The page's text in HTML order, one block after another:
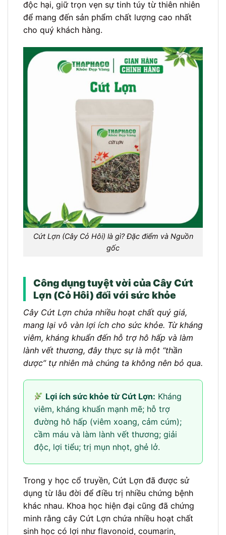
độc hại, giữ trọn vẹn sự tinh túy từ thiên nhiên
để mang đến sản phẩm chất lượng cao nhất
cho quý khách hàng.
Cứt Lợn (Cây Cỏ Hôi) là gì? Đặc điểm và Nguồn
gốc
Công dụng tuyệt vời của Cây Cứt
Lợn (Cỏ Hôi) đối với sức khỏe
Cây Cứt Lợn chứa nhiều hoạt chất quý giá,
mang lại vô vàn lợi ích cho sức khỏe. Từ kháng
viêm, kháng khuẩn đến hỗ trợ hô hấp và làm
lành vết thương, đây thực sự là một “thần
dược” tự nhiên mà chúng ta không nên bỏ qua.
Lợi ích sức khỏe từ Cứt Lợn: Kháng
viêm, kháng khuẩn mạnh mẽ; hỗ trợ
đường hô hấp (viêm xoang, cảm cúm);
cầm máu và làm lành vết thương; giải
độc, lợi tiểu; trị mụn nhọt, ghẻ lở.
Trong y học cổ truyền, Cứt Lợn đã được sử
dụng từ lâu đời để điều trị nhiều chứng bệnh
khác nhau. Khoa học hiện đại cũng đã chứng
minh rằng cây Cứt Lợn chứa nhiều hoạt chất
sinh học có lợi như flavonoid, coumarin,